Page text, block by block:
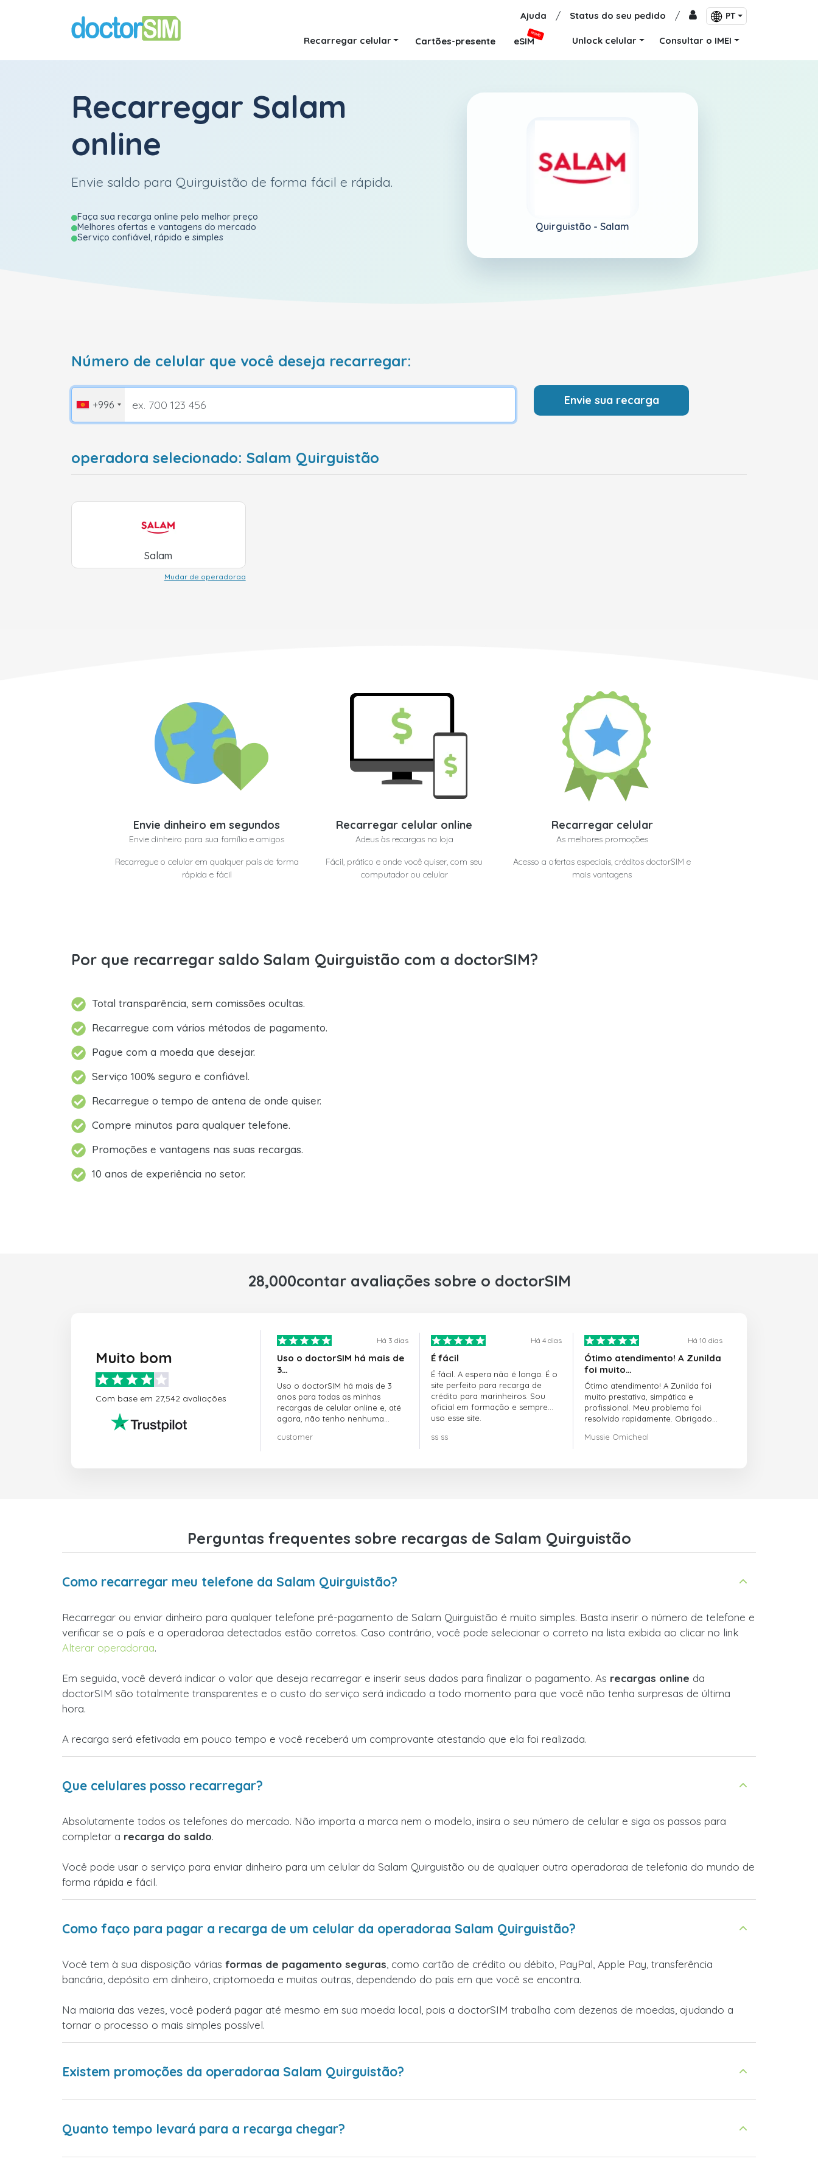
Ajuda / Status do seu pedido / PT
Recarregar celular Cartões-presente eSIM
NOVO
Unlock celular Consultar o IMEI
Recarregar Salam
online
Envie saldo para Quirguistão de forma fácil e rápida.
Faça sua recarga online pelo melhor preço
Melhores ofertas e vantagens do mercado
Serviço confiável, rápido e simples
Quirguistão - Salam
Número de celular que você deseja recarregar:
+996 Envie sua recarga
operadora selecionado: Salam Quirguistão
Salam
Mudar de operadoraa
Envie dinheiro em segundos
Envie dinheiro para sua família e amigos
Recarregue o celular em qualquer país de forma
rápida e fácil
Recarregar celular online
Adeus às recargas na loja
Fácil, prático e onde você quiser, com seu
computador ou celular
Recarregar celular
As melhores promoções
Acesso a ofertas especiais, créditos doctorSIM e
mais vantagens
Por que recarregar saldo Salam Quirguistão com a doctorSIM?
Total transparência, sem comissões ocultas.
Recarregue com vários métodos de pagamento.
Pague com a moeda que desejar.
Serviço 100% seguro e confiável.
Recarregue o tempo de antena de onde quiser.
Compre minutos para qualquer telefone.
Promoções e vantagens nas suas recargas.
10 anos de experiência no setor.
28,000contar avaliações sobre o doctorSIM
Muito bom
Com base em 27,542 avaliações
Há 3 dias
Uso o doctorSIM há mais de
3…
Uso o doctorSIM há mais de 3
anos para todas as minhas
recargas de celular online e, até
agora, não tenho nenhuma
customer
Há 4 dias
É fácil
É fácil. A espera não é longa. É o
site perfeito para recarga de
crédito para marinheiros. Sou
oficial em formação e sempre
uso esse site.
ss ss
Há 10 dias
Ótimo atendimento! A Zunilda
foi muito…
Ótimo atendimento! A Zunilda foi
muito prestativa, simpática e
profissional. Meu problema foi
resolvido rapidamente. Obrigado
Mussie Omicheal
Perguntas frequentes sobre recargas de Salam Quirguistão
Como recarregar meu telefone da Salam Quirguistão?
Recarregar ou enviar dinheiro para qualquer telefone pré-pagamento de Salam Quirguistão é muito simples. Basta inserir o número de telefone e
verificar se o país e a operadoraa detectados estão corretos. Caso contrário, você pode selecionar o correto na lista exibida ao clicar no link
Alterar operadoraa.
Em seguida, você deverá indicar o valor que deseja recarregar e inserir seus dados para finalizar o pagamento. As recargas online da
doctorSIM são totalmente transparentes e o custo do serviço será indicado a todo momento para que você não tenha surpresas de última
hora.
A recarga será efetivada em pouco tempo e você receberá um comprovante atestando que ela foi realizada.
Que celulares posso recarregar?
Absolutamente todos os telefones do mercado. Não importa a marca nem o modelo, insira o seu número de celular e siga os passos para
completar a recarga do saldo.
Você pode usar o serviço para enviar dinheiro para um celular da Salam Quirguistão ou de qualquer outra operadoraa de telefonia do mundo de
forma rápida e fácil.
Como faço para pagar a recarga de um celular da operadoraa Salam Quirguistão?
Você tem à sua disposição várias formas de pagamento seguras , como cartão de crédito ou débito, PayPal, Apple Pay, transferência
bancária, depósito em dinheiro, criptomoeda e muitas outras, dependendo do país em que você se encontra.
Na maioria das vezes, você poderá pagar até mesmo em sua moeda local, pois a doctorSIM trabalha com dezenas de moedas, ajudando a
tornar o processo o mais simples possível.
Existem promoções da operadoraa Salam Quirguistão?
Quanto tempo levará para a recarga chegar?